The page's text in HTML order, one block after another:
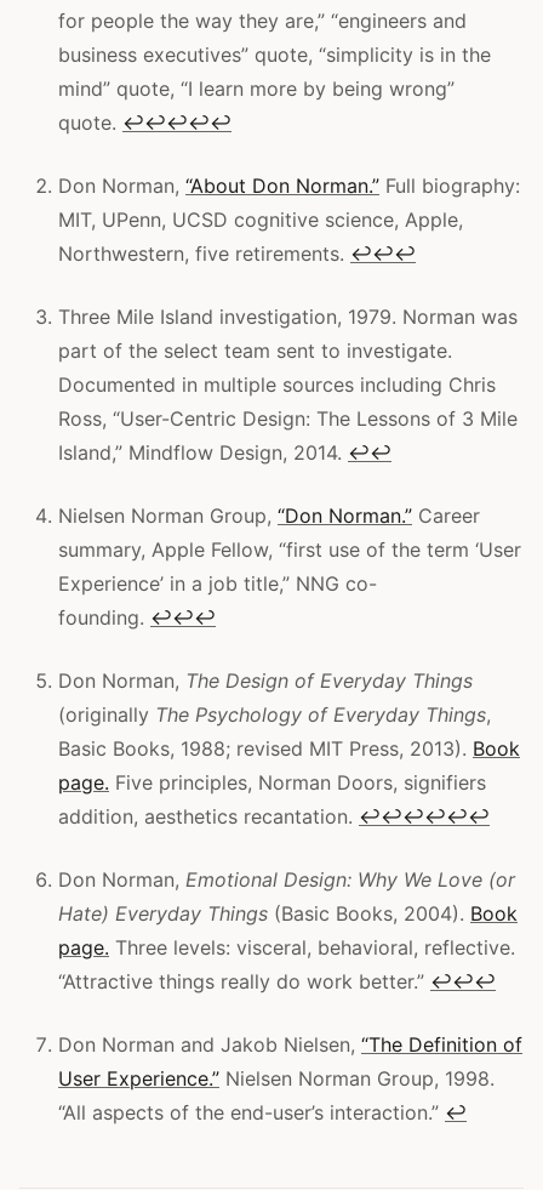
for people the way they are,” “engineers and
business executives” quote, “simplicity is in the
mind” quote, “I learn more by being wrong”
quote. ↩↩↩↩↩
Don Norman, “About Don Norman.” Full biography:
MIT, UPenn, UCSD cognitive science, Apple,
Northwestern, five retirements. ↩↩↩
Three Mile Island investigation, 1979. Norman was
part of the select team sent to investigate.
Documented in multiple sources including Chris
Ross, “User-Centric Design: The Lessons of 3 Mile
Island,” Mindflow Design, 2014. ↩↩
Nielsen Norman Group, “Don Norman.” Career
summary, Apple Fellow, “first use of the term ‘User
Experience’ in a job title,” NNG co-
founding. ↩↩↩
Don Norman, The Design of Everyday Things
(originally The Psychology of Everyday Things,
Basic Books, 1988; revised MIT Press, 2013). Book
page. Five principles, Norman Doors, signifiers
addition, aesthetics recantation. ↩↩↩↩↩↩
Don Norman, Emotional Design: Why We Love (or
Hate) Everyday Things (Basic Books, 2004). Book
page. Three levels: visceral, behavioral, reflective.
“Attractive things really do work better.” ↩↩↩
Don Norman and Jakob Nielsen, “The Definition of
User Experience.” Nielsen Norman Group, 1998.
“All aspects of the end-user’s interaction.” ↩